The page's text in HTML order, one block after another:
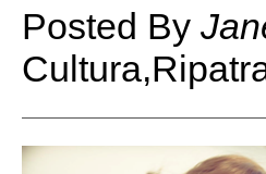
Posted By